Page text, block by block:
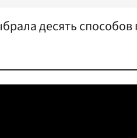
десять